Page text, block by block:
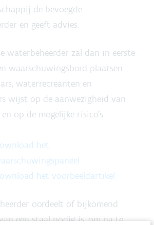
de bevoegde
en geeft advies.
waterbeheerder zal dan in eerste
waarschuwingsbord plaatsen
waterrecreanten en
wijst op de aanwezigheid van
op de mogelijke risico’s
het
het voorbeeldartikel
oordeelt of bijkomend
een staal nodig is, om na te